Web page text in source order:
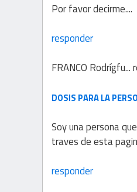
Por favor decirme....
responder
FRANCO Rodrígfu...
DOSIS PARA LA
Soy una persona
traves de esta
responder